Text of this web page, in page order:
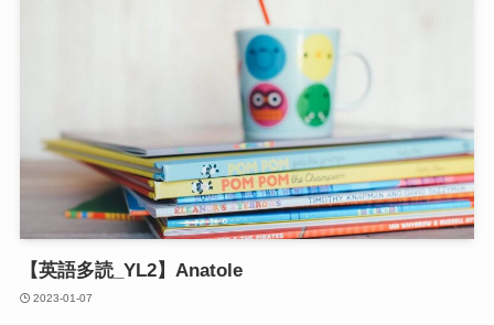
【英語多読_YL2】Anatole
2023-01-07